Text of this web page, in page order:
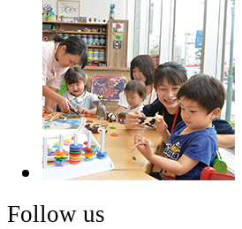
Follow us